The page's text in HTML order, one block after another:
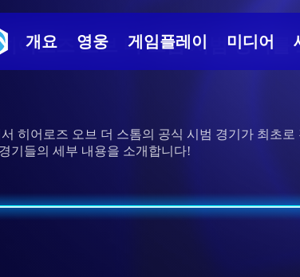
어로즈 오브 더 스톰 시범 경기를
히어로즈 오브 더 스톰의 공식 시범 경기가 최초
기들의 세부 내용을 소개합니다!